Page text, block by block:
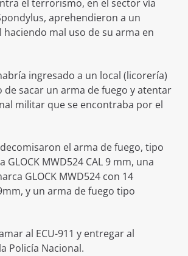
el terrorismo, en el sector vía
aprehendieron a un
mal uso de su arma en
ingresado a un local (licorería)
de sacar un arma de fuego y atentar
militar que se encontraba por el
el arma de fuego, tipo
GLOCK MWD524 CAL 9 mm, una
GLOCK MWD524 con 14
y un arma de fuego tipo
al ECU-911 y entregar al
Policía Nacional.